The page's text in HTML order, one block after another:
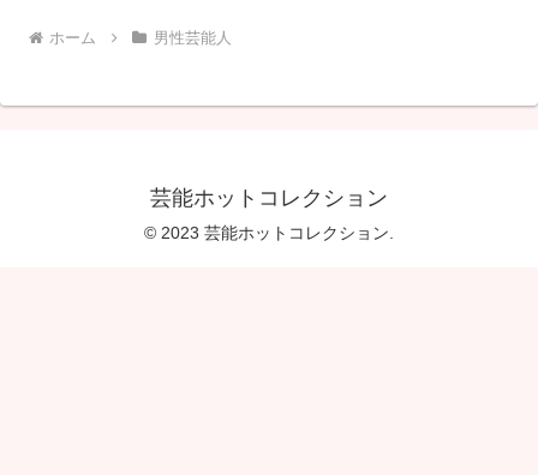
ホーム 男性芸能人
芸能ホットコレクション
© 2023 芸能ホットコレクション.